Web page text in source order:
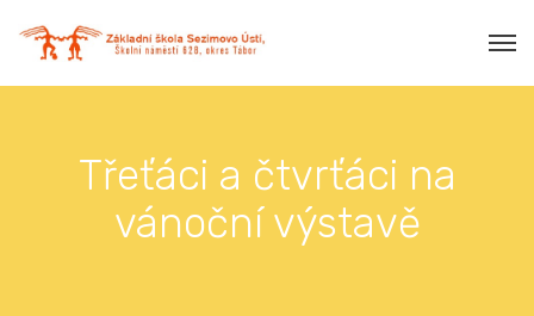
Třeťáci a čtvrťáci na
vánoční výstavě